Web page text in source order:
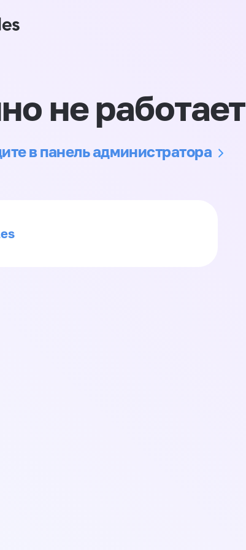
не работает
в панель администратора